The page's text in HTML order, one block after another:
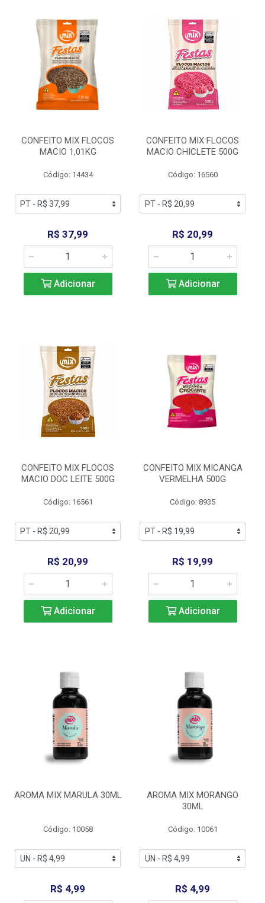
CONFEITO MIX FLOCOS
MACIO 1,01KG
Código: 14434
R$ 37,99
Adicionar
CONFEITO MIX FLOCOS
MACIO CHICLETE 500G
Código: 16560
R$ 20,99
Adicionar
CONFEITO MIX FLOCOS
MACIO DOC LEITE 500G
Código: 16561
R$ 20,99
Adicionar
CONFEITO MIX MICANGA
VERMELHA 500G
Código: 8935
R$ 19,99
Adicionar
AROMA MIX MARULA 30ML
Código: 10058
R$ 4,99
AROMA MIX MORANGO
30ML
Código: 10061
R$ 4,99